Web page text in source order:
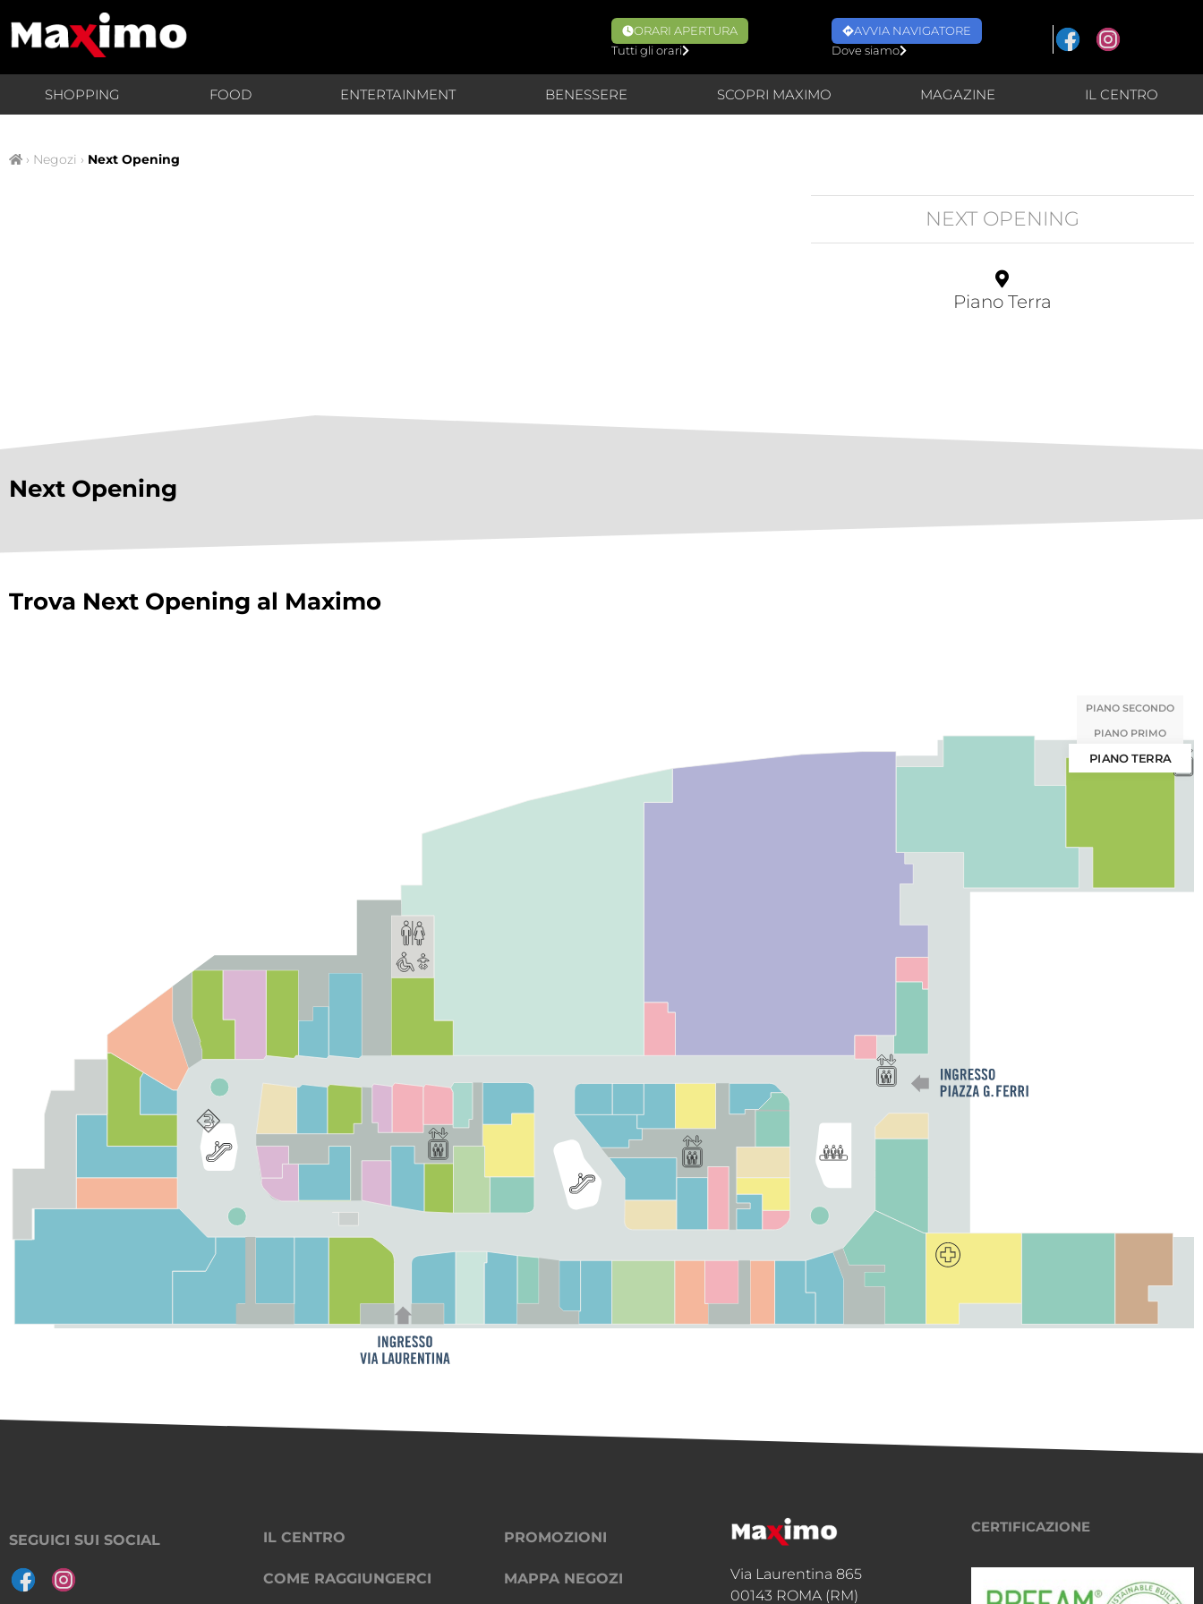
ORARI APERTURA
Tutti gli orari
AVVIA NAVIGATORE
Dove siamo
SHOPPING FOOD ENTERTAINMENT BENESSERE SCOPRI MAXIMO MAGAZINE IL CENTRO
› Negozi › Next Opening
NEXT OPENING
Piano Terra
Next Opening
Trova Next Opening al Maximo
PIANO SECONDO
PIANO PRIMO
PIANO TERRA
SEGUICI SUI SOCIAL IL CENTRO
COME RAGGIUNGERCI
PROMOZIONI
MAPPA NEGOZI
Via Laurentina 865
00143 ROMA (RM)
CERTIFICAZIONE